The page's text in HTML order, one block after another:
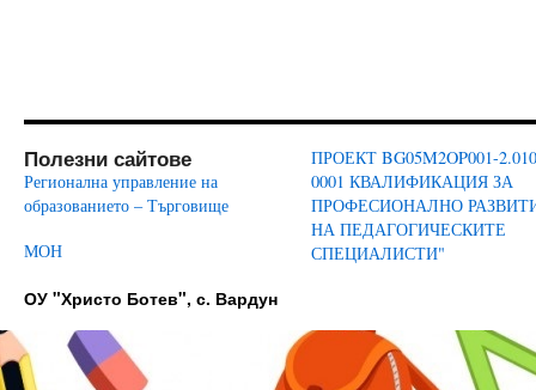
Полезни сайтове
Регионална управление на
образованието – Търговище
МОН
ПРОЕКТ BG05M2OP001-
0001 КВАЛИФИКАЦИЯ ЗА
ПРОФЕСИОНАЛНО
НА ПЕДАГОГИЧЕСКИТЕ
СПЕЦИАЛИСТИ"
ОУ "Христо Ботев", с. Вардун